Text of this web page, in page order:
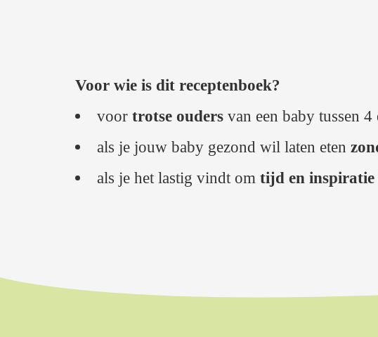
Voor wie is dit receptenboek?
voortrotse ouders van een baby tussen 4
als je jouw baby gezond wil laten eten
als je het lastig vindt omtijd en inspiratie